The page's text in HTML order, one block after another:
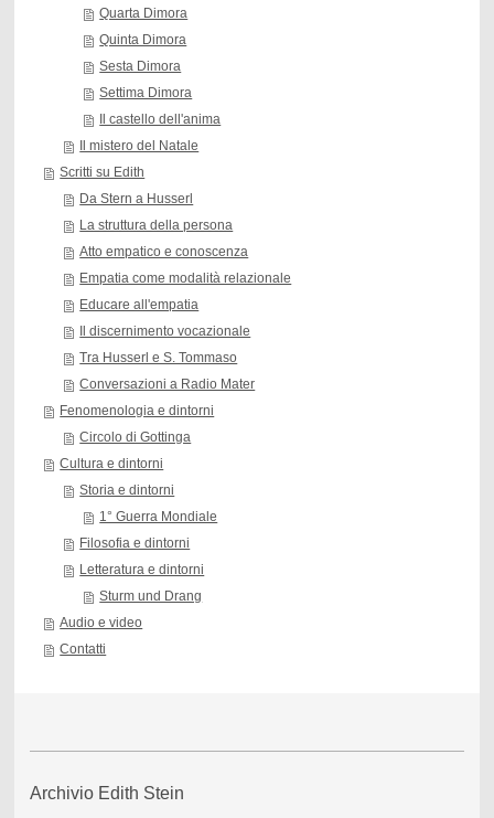
Quarta Dimora
Quinta Dimora
Sesta Dimora
Settima Dimora
Il castello dell'anima
Il mistero del Natale
Scritti su Edith
Da Stern a Husserl
La struttura della persona
Atto empatico e conoscenza
Empatia come modalità relazionale
Educare all'empatia
Il discernimento vocazionale
Tra Husserl e S. Tommaso
Conversazioni a Radio Mater
Fenomenologia e dintorni
Circolo di Gottinga
Cultura e dintorni
Storia e dintorni
1° Guerra Mondiale
Filosofia e dintorni
Letteratura e dintorni
Sturm und Drang
Audio e video
Contatti
Archivio Edith Stein